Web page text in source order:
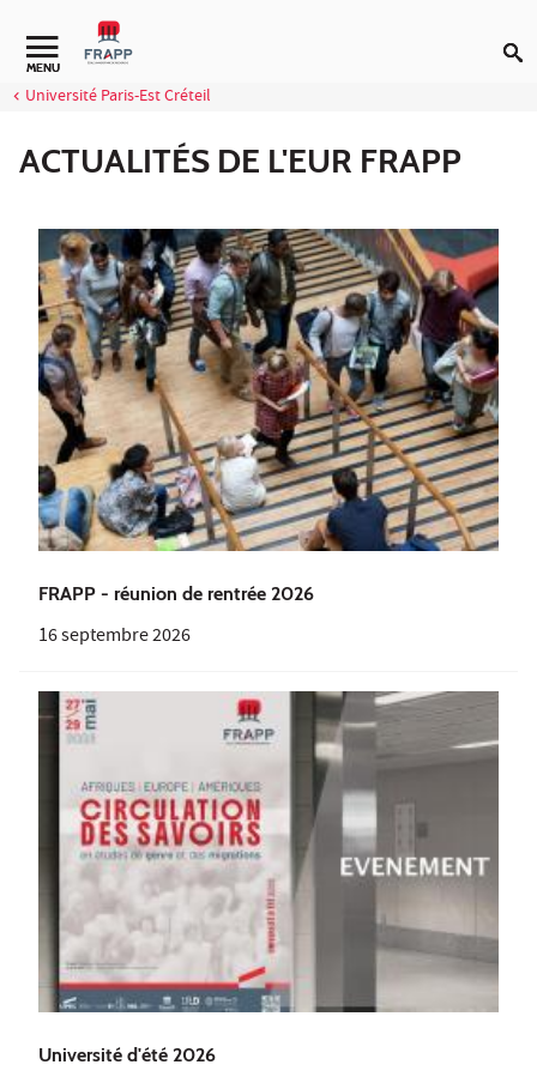
Aller au contenu
Navigation secondaire
MENU
Université Paris-Est Créteil
ACTUALITÉS DE L'EUR FRAPP
FRAPP - réunion de rentrée 2026
16 septembre 2026
Université d'été 2026